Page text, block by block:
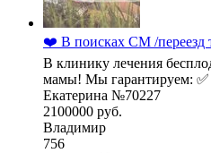
❤️ В поисках СМ /переезд
В клинику лечения
мамы! Мы гарантируем:
Екатерина №70227
2100000 руб.
Владимир
756